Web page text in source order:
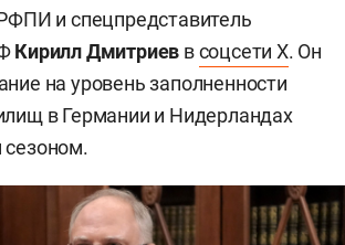
и спецпредставитель
Кирилл Дмитриев всоцсети X. Он
на уровень заполненности
в Германии и Нидерландах